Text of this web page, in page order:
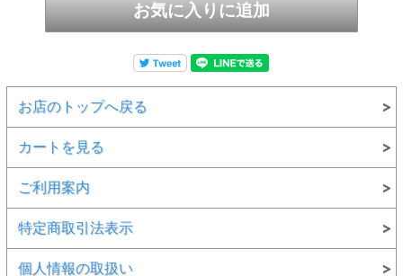
お店のトップへ戻る
カートを見る
ご利用案内
特定商取引法表示
個人情報の取扱い